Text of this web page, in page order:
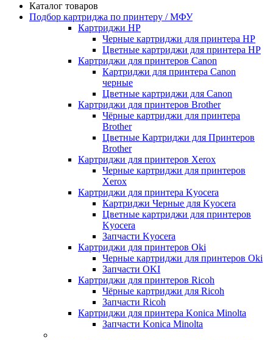
Каталог товаров
Подбор картриджа по принтеру / МФУ
Картриджи HP
Черные картриджи для принтера HP
Цветные картриджи для принтера HP
Картриджи для принтеров Сanon
Картриджи для принтера Сanon
черные
Цветные картриджи для Сanon
Картриджи для принтеров Brother
Чёрные картриджи для принтера
Brother
Цветные Картриджи для Принтеров
Brother
Картриджи для принтеров Xerox
Черные картриджи для принтеров
Xerox
Картриджи для принтера Kyocera
Картриджи Черные для Kyocera
Цветные картриджи для принтеров
Kyocera
Запчасти Kyocera
Картриджи для принтеров Oki
Черные картриджи для принтеров Oki
Запчасти OKI
Картриджи для принтеров Ricoh
Чёрные картриджи для Ricoh
Запчасти Ricoh
Картриджи для принтера Konica Minolta
Запчасти Koniсa Minolta